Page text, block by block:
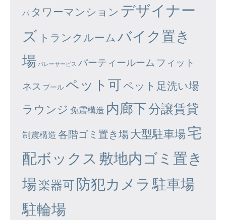
パ タワーマンション デザイナー
ズ トランクルーム バイク置き
場 バレーサービス パーティールーム フィット
ネス プール ペット可ペット足洗い場
ラウンジ 免震構造 内廊下分譲賃貸
制震構造 各階ゴミ置き場大型駐車場宅
配ボックス 敷地内ゴミ置き
場楽器可防犯カメラ 駐車場
駐輪場